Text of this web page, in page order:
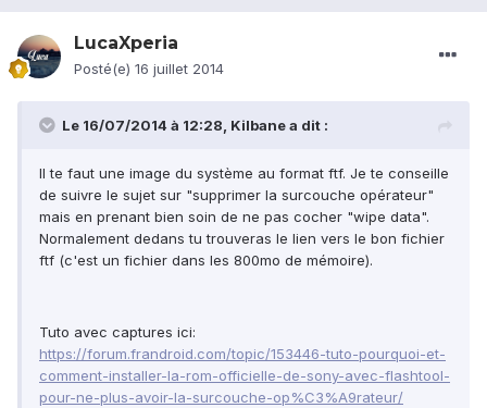
LucaXperia
Posté(e) 16 juillet 2014
Le 16/07/2014 à 12:28, Kilbane a dit :
Il te faut une image du système au format ftf. Je te conseille
de suivre le sujet sur "supprimer la surcouche opérateur"
mais en prenant bien soin de ne pas cocher "wipe data".
Normalement dedans tu trouveras le lien vers le bon fichier
ftf (c'est un fichier dans les 800mo de mémoire).
Tuto avec captures ici:
https://forum.frandroid.com/topic/153446-tuto-pourquoi-et-
comment-installer-la-rom-officielle-de-sony-avec-flashtool-
pour-ne-plus-avoir-la-surcouche-op%C3%A9rateur/